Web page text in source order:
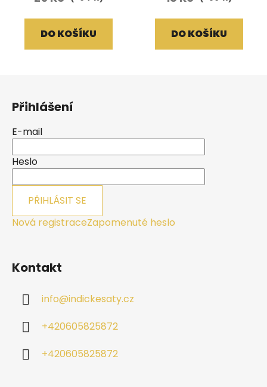
DO KOŠÍKU DO KOŠÍKU
Přihlášení
E-mail
Heslo
PŘIHLÁSIT SE
Nová registraceZapomenuté heslo
Kontakt
info@indickesaty.cz
+420605825872
+420605825872